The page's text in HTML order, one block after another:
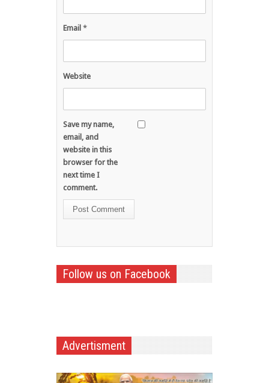
Email *
Website
Save my name,
email, and
website in this
browser for the
next time I
comment.
Follow us on Facebook
Advertisment